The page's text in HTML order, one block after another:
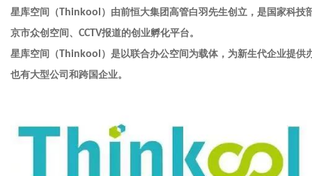
星库空间（Thinkool ）由前恒大集团高管白羽先生创立，是国家科技
京市众创空间、 CCTV报道的创业孵化平台。
星库空间（Thinkool ）是以联合办公空间为载体，为新生代企业提供办公
也有大型公司和跨国企业。